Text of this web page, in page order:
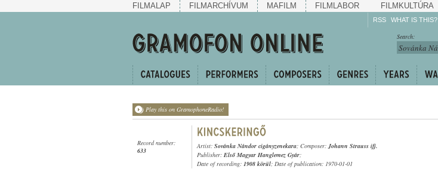
FILMALAP FILMARCHÍVUM MAFILM FILMLABOR FILMKULTÚRA
RSS WHAT IS THIS?
Search:
Play this on GramophoneRadio!
Record number:
633
Artist: Sovánka Nándor cigányzenekara; Composer:Johann Strauss ifj.
Publisher: Első Magyar Hanglemez Gyár;
Date of recording: 1908 körül; Date of publication: 1970-01-01